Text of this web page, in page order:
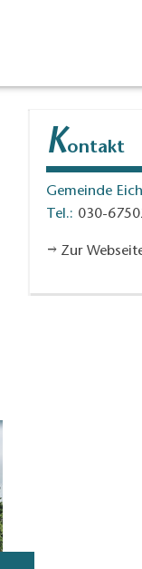
Kontakt
Gemeinde
Tel.: 030-
Zur